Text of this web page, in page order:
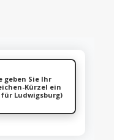
geben Sie Ihr
Kürzel ein
für Ludwigsburg)